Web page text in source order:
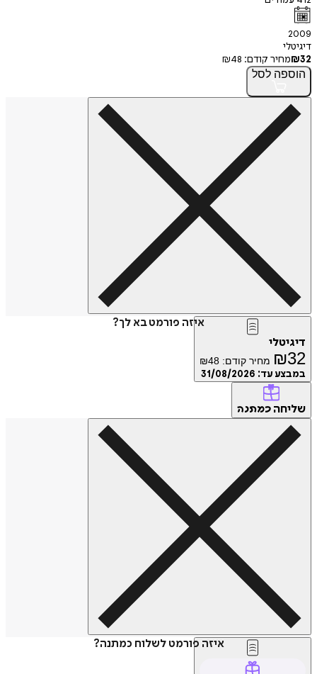
2009
דיגיטלי
₪32 מחיר קודם: ₪48
הוספה לסל
איזה פורמט בא לך?
דיגיטלי
₪32 מחיר קודם: ₪48
במבצע עד: 31/08/2026
שליחה כמתנה
איזה פורמט לשלוח כמתנה?